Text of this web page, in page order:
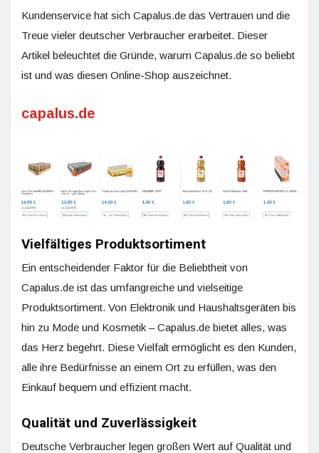
Kundenservice hat sich Capalus.de das Vertrauen und die
Treue vieler deutscher Verbraucher erarbeitet. Dieser
Artikel beleuchtet die Gründe, warum Capalus.de so beliebt
ist und was diesen Online-Shop auszeichnet.
capalus.de
Vielfältiges Produktsortiment
Ein entscheidender Faktor für die Beliebtheit von
Capalus.de ist das umfangreiche und vielseitige
Produktsortiment. Von Elektronik und Haushaltsgeräten bis
hin zu Mode und Kosmetik – Capalus.de bietet alles, was
das Herz begehrt. Diese Vielfalt ermöglicht es den Kunden,
alle ihre Bedürfnisse an einem Ort zu erfüllen, was den
Einkauf bequem und effizient macht.
Qualität und Zuverlässigkeit
Deutsche Verbraucher legen großen Wert auf Qualität und